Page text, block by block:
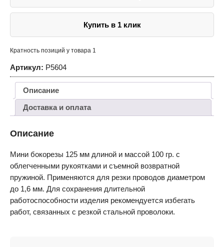
Купить в 1 клик
Кратность позиций у товара 1
Артикул: P5604
Описание
Доставка и оплата
Описание
Мини бокорезы 125 мм длиной и массой 100 гр. с
облегченными рукоятками и съемной возвратной
пружиной. Применяются для резки проводов диаметром
до 1,6 мм. Для сохранения длительной
работоспособности изделия рекомендуется избегать
работ, связанных с резкой стальной проволоки.